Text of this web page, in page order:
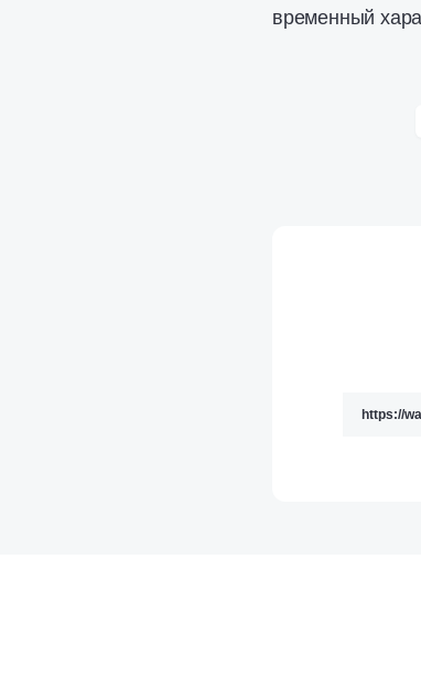
временный